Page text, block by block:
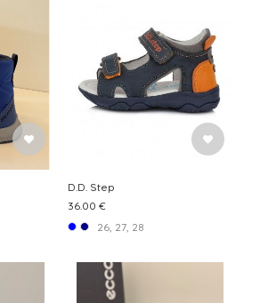
D.D. Step
36.00 €
26, 27, 28